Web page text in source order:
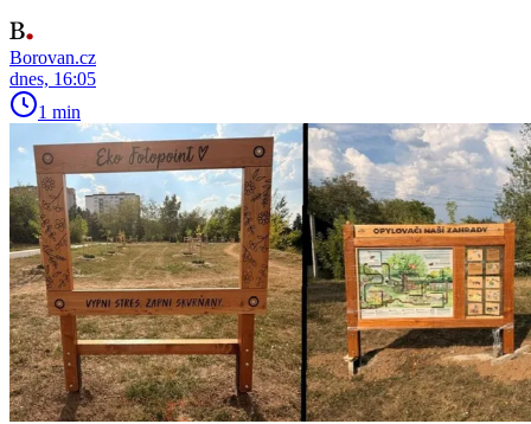
Borovan.cz
dnes, 16:05
1 min